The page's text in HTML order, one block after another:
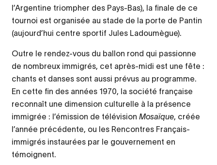
l’Argentine triompher des Pays-Bas), la finale de ce
tournoi est organisée au stade de la porte de Pantin
(aujourd’hui centre sportif Jules Ladoumègue).
Outre le rendez-vous du ballon rond qui passionne
de nombreux immigrés, cet après-midi est une fête :
chants et danses sont aussi prévus au programme.
En cette fin des années 1970, la société française
reconnaît une dimension culturelle à la présence
immigrée : l’émission de télévision Mosaïque, créée
l’année précédente, ou les Rencontres Français-
immigrés instaurées par le gouvernement en
témoignent.